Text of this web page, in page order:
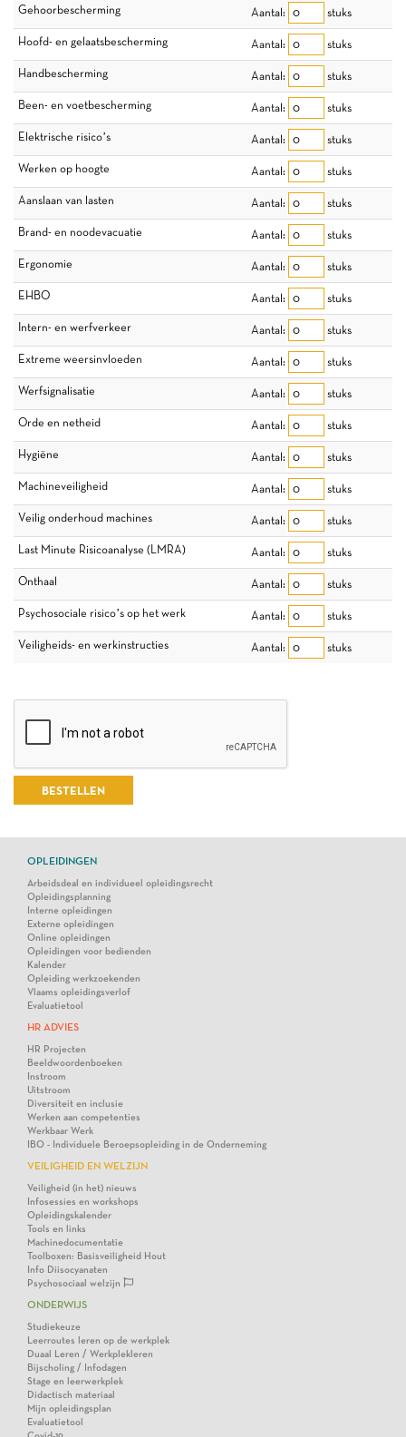
Gehoorbescherming Aantal: stuks
Hoofd- en gelaatsbescherming Aantal: stuks
Handbescherming Aantal: stuks
Been- en voetbescherming Aantal: stuks
Elektrische risico’s Aantal: stuks
Werken op hoogte Aantal: stuks
Aanslaan van lasten Aantal: stuks
Brand- en noodevacuatie Aantal: stuks
Ergonomie Aantal: stuks
EHBO Aantal: stuks
Intern- en werfverkeer Aantal: stuks
Extreme weersinvloeden Aantal: stuks
Werfsignalisatie Aantal: stuks
Orde en netheid Aantal: stuks
Hygiëne Aantal: stuks
Machineveiligheid Aantal: stuks
Veilig onderhoud machines Aantal: stuks
Last Minute Risicoanalyse (LMRA) Aantal: stuks
Onthaal Aantal: stuks
Psychosociale risico’s op het werk Aantal: stuks
Veiligheids- en werkinstructies Aantal: stuks
OPLEIDINGEN
Arbeidsdeal en individueel opleidingsrecht
Opleidingsplanning
Interne opleidingen
Externe opleidingen
Online opleidingen
Opleidingen voor bedienden
Kalender
Opleiding werkzoekenden
Vlaams opleidingsverlof
Evaluatietool
HR ADVIES
HR Projecten
Beeldwoordenboeken
Instroom
Uitstroom
Diversiteit en inclusie
Werken aan competenties
Werkbaar Werk
IBO - Individuele Beroepsopleiding in de Onderneming
VEILIGHEID EN WELZIJN
Veiligheid (in het) nieuws
Infosessies en workshops
Opleidingskalender
Tools en links
Machinedocumentatie
Toolboxen: Basisveiligheid Hout
Info Diisocyanaten
Psychosociaal welzijn
ONDERWIJS
Studiekeuze
Leerroutes leren op de werkplek
Duaal Leren / Werkplekleren
Bijscholing / Infodagen
Stage en leerwerkplek
Didactisch materiaal
Mijn opleidingsplan
Evaluatietool